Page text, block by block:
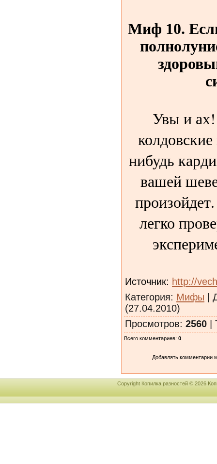
Миф 10.
Увы и
нибудь
вашей
легко
Источник: http://
Категория: Мифы |
(27.04.2010)
Просмотров: 2560 |
Всего комментариев: 0
Добавлять комментарии
Copyright Копилка разностей © 2026